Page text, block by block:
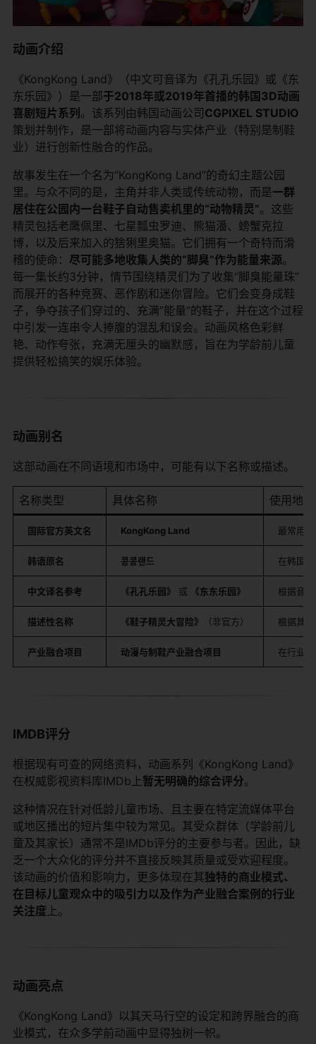
动画介绍
《KongKong Land》（中文可音译为《孔孔乐园》或《东
东乐园》）是一部于2018年或2019年首播的韩国3D动画
喜剧短片系列 。该系列由韩国动画公司CGPIXEL STUDIO
策划并制作，是一部将动画内容与实体产业（特别是制鞋
业）进行创新性融合的作品。
故事发生在一个名为“KongKong Land”的奇幻主题公园
里。与众不同的是，主角并非人类或传统动物，而是一群
居住在公园内一台鞋子自动售卖机里的“动物精灵”。这些
精灵包括老鹰佩里、七星瓢虫罗迪、熊猫潘、螃蟹克拉
博，以及后来加入的猞猁里奥猫。它们拥有一个奇特而滑
稽的使命： 尽可能多地收集人类的“脚臭”作为能量来源。
每一集长约3分钟，情节围绕精灵们为了收集“脚臭能量珠”
而展开的各种竞赛、恶作剧和迷你冒险。它们会变身成鞋
子，争夺孩子们穿过的、充满“能量”的鞋子，并在这个过程
中引发一连串令人捧腹的混乱和误会。动画风格色彩鲜
艳、动作夸张，充满无厘头的幽默感，旨在为学龄前儿童
提供轻松搞笑的娱乐体验。
动画别名
这部动画在不同语境和市场中，可能有以下名称或描述。
名称类型 具体名称 使用地
国际官方英文名 KongKong Land 最常用
韩语原名 콩콩랜드 在韩国
中文译名参考 《孔孔乐园》 ​ 或 《东东乐园》 根据音
描述性名称 《鞋子精灵大冒险》 （非官方） 根据其
产业融合项目 动漫与制鞋产业融合项目 在行业
IMDB评分
根据现有可查的网络资料，动画系列《KongKong Land》
在权威影视资料库IMDb上暂无明确的综合评分。
这种情况在针对低龄儿童市场、且主要在特定流媒体平台
或地区播出的短片集中较为常见。其受众群体（学龄前儿
童及其家长）通常不是IMDb评分的主要参与者。因此，缺
乏一个大众化的评分并不直接反映其质量或受欢迎程度。
该动画的价值和影响力，更多体现在其独特的商业模式、
在目标儿童观众中的吸引力以及作为产业融合案例的行业
关注度 上。
动画亮点
《KongKong Land》以其天马行空的设定和跨界融合的商
业模式，在众多学前动画中显得独树一帜。